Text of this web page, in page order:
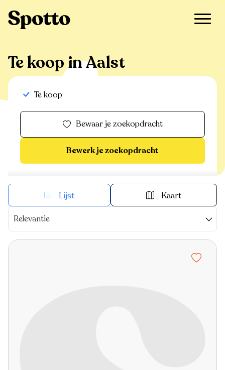
Te koop in Aalst
Te koop
Bewaar je zoekopdracht
Bewerk je zoekopdracht
Lijst Kaart
Relevantie